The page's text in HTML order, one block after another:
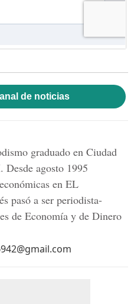
de noticias
graduado en Ciudad
agosto 1995
en EL
pasó a ser periodista-
de Economía y de Dinero